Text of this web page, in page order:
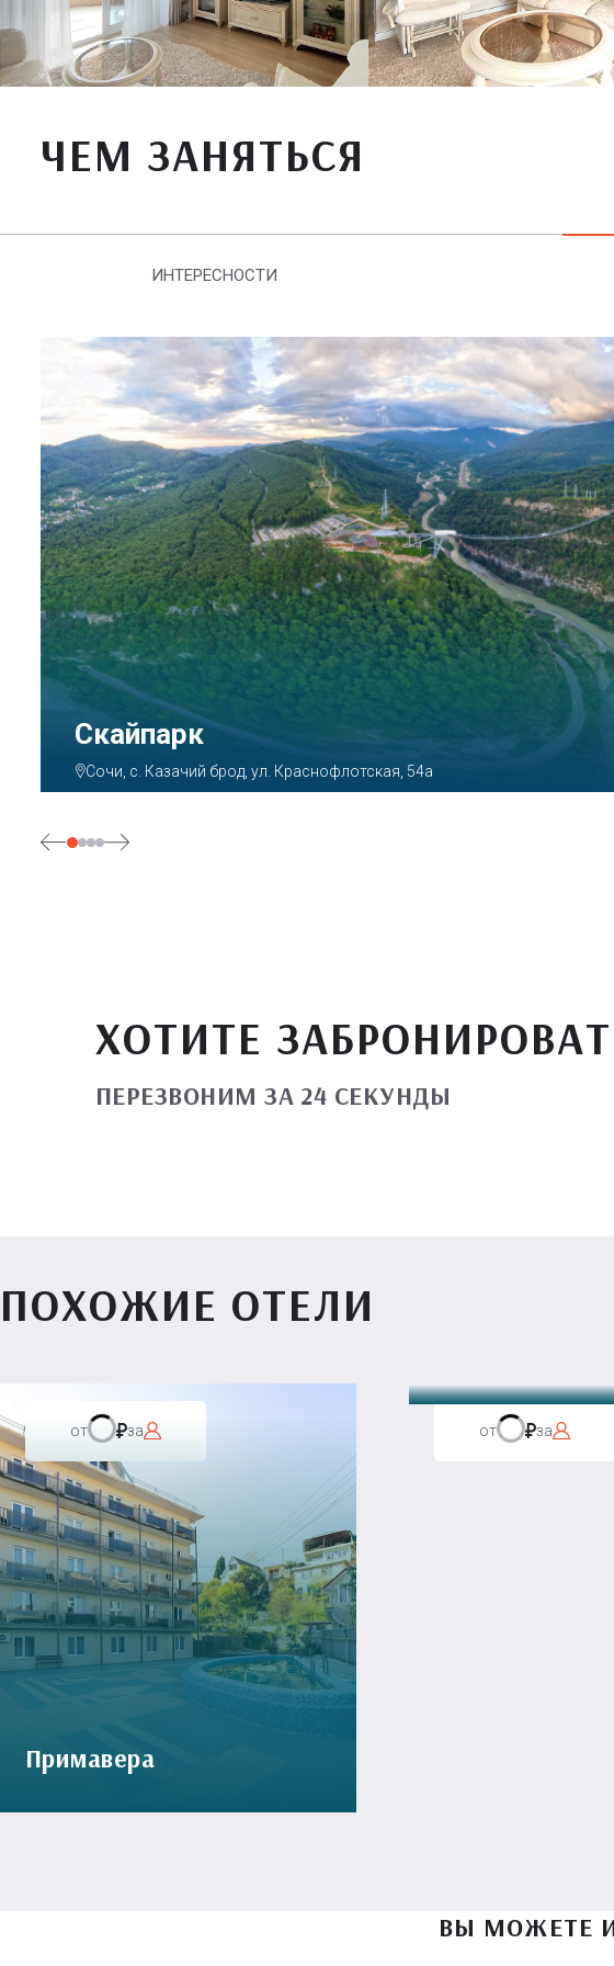
ЧЕМ ЗАНЯТЬСЯ
ИНТЕРЕСНОСТИ
Парк «Ривьера»
Сочи, ул. Егорова, 1/6, микрорайон Центральный
ХОТИТЕ
ПЕРЕЗВОНИМ ЗА 24 СЕКУНДЫ
ПОХОЖИЕ ОТЕЛИ
от за
Примавера
от за
ВЫ МОЖЕТЕ